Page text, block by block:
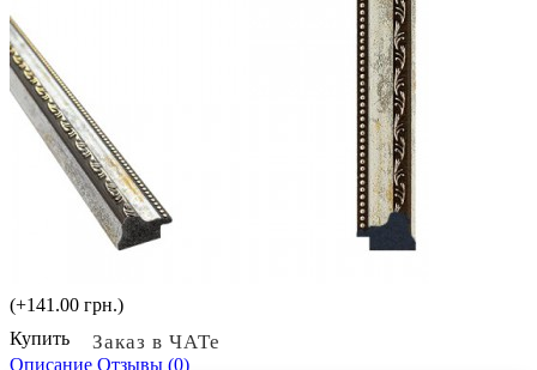
(+141.00 грн.)
Купить
Заказ в ЧАТе
Описание Отзывы (0)